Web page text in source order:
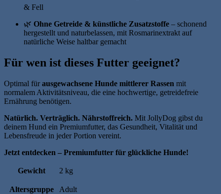
& Fell
🌿 Ohne Getreide & künstliche Zusatzstoffe – schonend
hergestellt und naturbelassen, mit Rosmarinextrakt auf
natürliche Weise haltbar gemacht
Für wen ist dieses Futter geeignet?
Optimal fürausgewachsene Hunde mittlerer Rassen mit
normalem Aktivitätsniveau, die eine hochwertige, getreidefreie
Ernährung benötigen.
Natürlich. Verträglich. Nährstoffreich. Mit JollyDog gibst du
deinem Hund ein Premiumfutter, das Gesundheit, Vitalität und
Lebensfreude in jeder Portion vereint.
Jetzt entdecken – Premiumfutter für glückliche Hunde!
Gewicht 2 kg
Altersgruppe Adult